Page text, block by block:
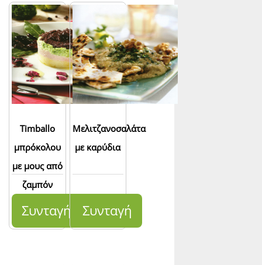
Timballo
μπρόκολου
με μους από
ζαμπόν
Συνταγή
Μελιτζανοσαλάτα
με καρύδια
Συνταγή